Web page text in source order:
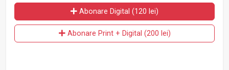
Abonare Digital (120 lei)
Abonare Print + Digital (200 lei)